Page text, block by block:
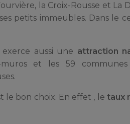
la Croix-Rousse et
petits immeubles. Dans le
exerce aussi une attraction
muros et les 59
le bon choix. En effet , le taux